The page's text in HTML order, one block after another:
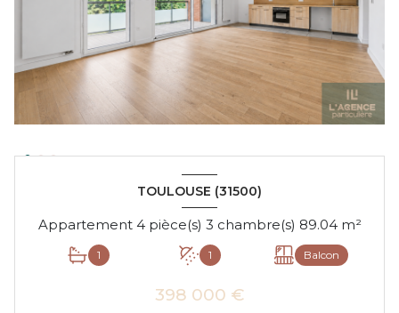
TOULOUSE (31500)
Appartement 4 pièce(s) 3 chambre(s) 89.04 m²
1 1 Balcon
398 000 €